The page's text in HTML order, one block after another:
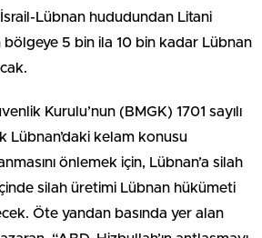
İsrail-Lübnan hududundan Litani
bölgeye 5 bin ila 10 bin kadar Lübnan
Kurulu’nun (BMGK) 1701 sayılı
Lübnan’daki kelam konusu
önlemek için, Lübnan’a silah
silah üretimi Lübnan hükümeti
Öte yandan basında yer alan